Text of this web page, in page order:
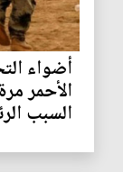
أضواء
الأحمر
السبب